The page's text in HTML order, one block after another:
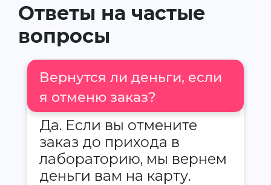
Ответы на частые
вопросы
Вернутся ли деньги, если
я отменю заказ?
Да. Если вы отмените
заказ до прихода в
лабораторию, мы вернем
деньги вам на карту.